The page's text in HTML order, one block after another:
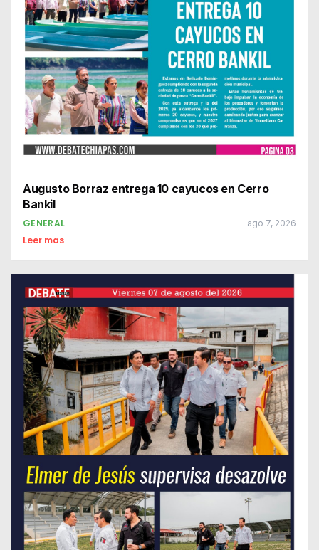
Augusto Borraz entrega 10 cayucos en Cerro
Bankil
GENERAL ago 7, 2026
Leer mas